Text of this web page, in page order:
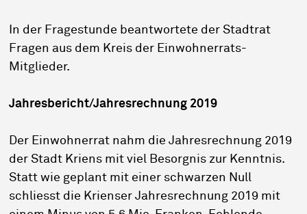
In der Fragestunde beantwortete der Stadtrat
Fragen aus dem Kreis der Einwohnerrats-
Mitglieder.
Jahresbericht/Jahresrechnung 2019
Der Einwohnerrat nahm die Jahresrechnung 2019
der Stadt Kriens mit viel Besorgnis zur Kenntnis.
Statt wie geplant mit einer schwarzen Null
schliesst die Krienser Jahresrechnung 2019 mit